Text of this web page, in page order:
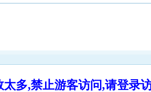
太多,禁止游客访问,请登